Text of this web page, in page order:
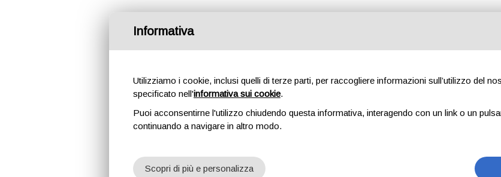
Informativa
Utilizziamo i cookie, inclusi quelli di terze parti, per raccogliere informazioni sull’utilizzo del
specificato nell'informativa sui cookie.
Puoi acconsentirne l'utilizzo chiudendo questa informativa, interagendo con un link o un
continuando a navigare in altro modo.
Scopri di più e personalizza